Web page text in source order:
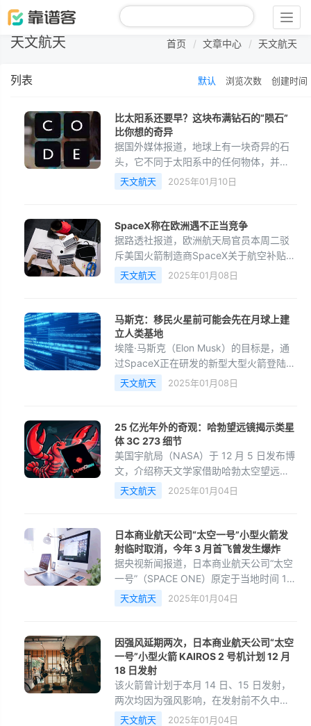
天文航天 首页 文章中心 天文航天
列表 默认 浏览次数 创建时间
比太阳系还要早？这块布满钻石的“陨石”
比你想的奇异
据国外媒体报道，地球上有一块奇异的石
头，它不同于太阳系中的任何物体，并且
可能比科学家此前认为的还要奇异
天文航天 2025年01月10日
SpaceX称在欧洲遇不正当竞争
据路透社报道，欧洲航天局官员本周二驳
斥美国火箭制造商SpaceX关于航空补贴阻
碍其进入欧洲市场的投诉，称实际上更大
的美国市场一直对欧洲的阿丽亚娜卫星运
天文航天 2025年01月08日
马斯克：移民火星前可能会先在月球上建
立人类基地
埃隆·马斯克（Elon Musk）的目标是，通
过SpaceX正在研发的新型大型火箭登陆火
星。他表示，用于飞往火星的星际飞船有
利于在月球上建立一个基地
天文航天 2025年01月08日
25 亿光年外的奇观：哈勃望远镜揭示类星
体 3C 273 细节
美国宇航局（NASA）于 12 月 5 日发布博
文，介绍称天文学家借助哈勃太空望远
镜，以前所未有的视角，深入观测类星体
3C 273，揭示了诸多令人惊奇的细节，为
径。
天文航天 2025年01月04日
日本商业航天公司“太空一号”小型火箭发
射临时取消，今年 3 月首飞曾发生爆炸
据央视新闻报道，日本商业航天公司“太空
一号”（SPACE ONE）原定于当地时间 14
日进行的小型火箭发射临时变更计划。原
因是当时发射场上空有强风，该公司计划
天文航天 2025年01月04日
因强风延期两次，日本商业航天公司“太空
一号”小型火箭 KAIROS 2 号机计划 12 月
18 日发射
该火箭曾计划于本月 14 日、15 日发射，
两次均因为强风影响，在发射前不久中
止。
天文航天 2025年01月04日